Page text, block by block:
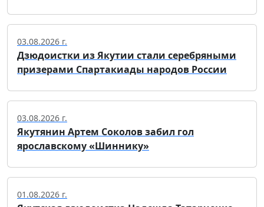
03.08.2026 г.
Дзюдоистки из Якутии стали серебряными
призерами Спартакиады народов России
03.08.2026 г.
Якутянин Артем Соколов забил гол
ярославскому «Шиннику»
01.08.2026 г.